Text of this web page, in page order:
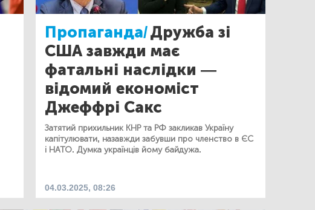
Пропаганда/Дружба зі
США завжди має
фатальні наслідки —
відомий економіст
Джеффрі Сакс
Затятий прихильник КНР та РФ закликав Україну
капітулювати, назавжди забувши про членство в ЄС
і НАТО. Думка українців йому байдужа.
04.03.2025, 08:26